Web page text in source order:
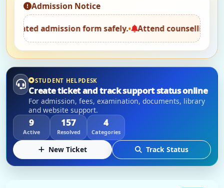
Admission Notice
form safely.• Attend counselling with original
STUDENT HELPDESK
Create ticket and track support status online
For admission, fees, examination, documents, library
and website support.
9
Active
157
Resolved
4
Categories
New Ticket Track Status